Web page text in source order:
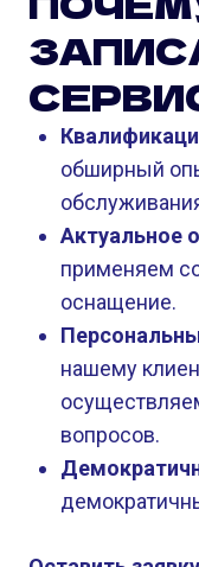
обширный
Актуальное
применяем
оснащение.
нашему
вопросов.